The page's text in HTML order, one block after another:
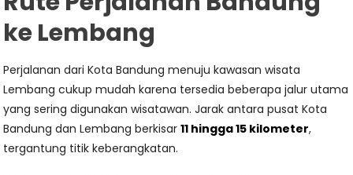
ke Lembang
Perjalanan dari Kota Bandung menuju kawasan wisata
Lembang cukup mudah karena tersedia beberapa jalur utama
yang sering digunakan wisatawan. Jarak antara pusat Kota
Bandung dan Lembang berkisar11 hingga 15 kilometer,
tergantung titik keberangkatan.